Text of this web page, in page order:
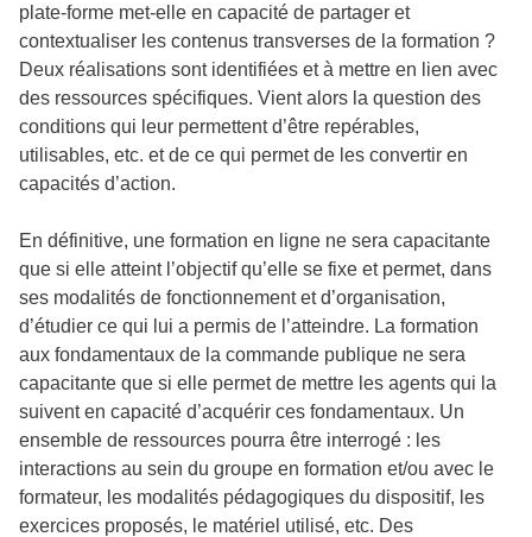
plate-forme met-elle en capacité de partager et
contextualiser les contenus transverses de la formation ?
Deux réalisations sont identifiées et à mettre en lien avec
des ressources spécifiques. Vient alors la question des
conditions qui leur permettent d’être repérables,
utilisables, etc. et de ce qui permet de les convertir en
capacités d’action.
En définitive, une formation en ligne ne sera capacitante
que si elle atteint l’objectif qu’elle se fixe et permet, dans
ses modalités de fonctionnement et d’organisation,
d’étudier ce qui lui a permis de l’atteindre. La formation
aux fondamentaux de la commande publique ne sera
capacitante que si elle permet de mettre les agents qui la
suivent en capacité d’acquérir ces fondamentaux. Un
ensemble de ressources pourra être interrogé : les
interactions au sein du groupe en formation et/ou avec le
formateur, les modalités pédagogiques du dispositif, les
exercices proposés, le matériel utilisé, etc. Des